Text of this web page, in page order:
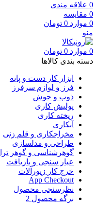
0 علاقه مندی
0 مقایسه
0 موارد 0 تومان
منو
0 موارد 0 تومان
دسته بندی کالاها
ابزار کار دست و پایه
فرز و لوازم سرفرز
ذوب و جوش
پولیش کاری
ریخته کاری
آبکاری
مخراجکاری و قلم زنی
طراحی و مدلسازی
گوهرشناسی و گوهر
عیار سنجی و بازیافت
خرج کار زیورآلات
App Checkout
نظرسنجی محصول
برگه محصول 2